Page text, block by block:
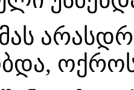
ოქროს